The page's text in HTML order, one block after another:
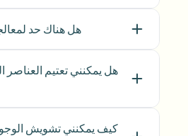
هل هناك حد
هل يمكنني تعتيم العناصر
كيف يمكنني تشويش